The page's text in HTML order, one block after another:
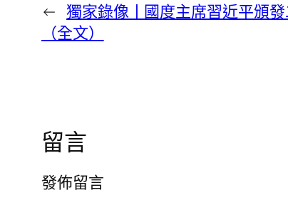
← 獨家錄像丨國度主席習近平頒
（全文）
留言
發佈留言